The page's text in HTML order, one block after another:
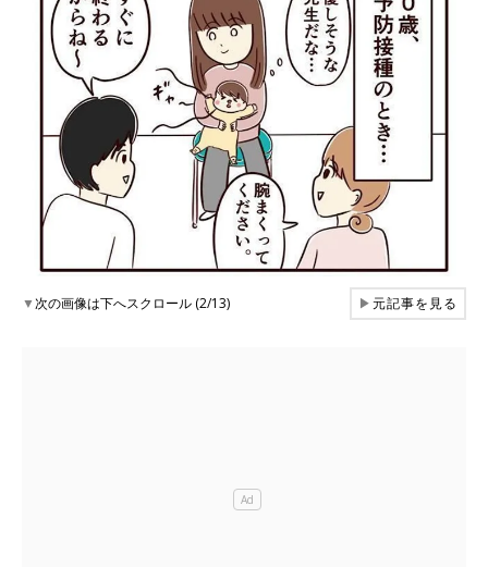
▼次の画像は下へスクロール (2/13) ▶元記事を見る